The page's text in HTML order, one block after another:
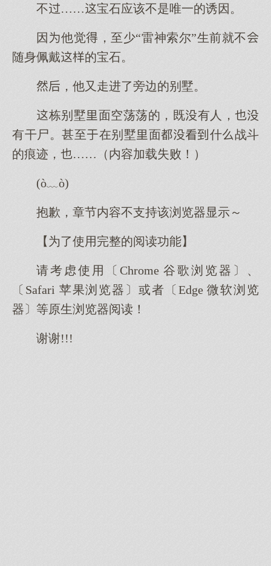
不……宝石应该不是唯一的诱因。
因他觉，至少“雷神索尔”生前就不
随身佩戴的宝石。
，他又走进了旁边的别墅。
栋别墅面空荡荡的，既有人，
有干尸。甚至在别墅面什战斗
的痕迹，……（内容加载失败！）
(ò﹏ò)
抱歉，章节内容不支持该浏览器显示～
【为了使用完整的阅读功能】
请考虑使用〔Chrome 谷歌浏览器〕、
〔Safari 苹果浏览器〕或者〔Edge 微软浏览
器〕等原生浏览器阅读！
谢谢!!!